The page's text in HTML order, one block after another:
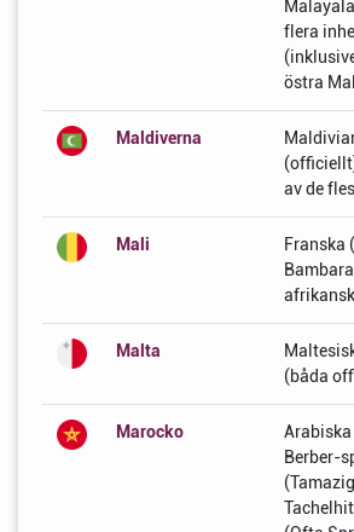
flera
östra
Maldiverna
av de
Mali
Franska
Malta
(båda
Marocko
Berber-